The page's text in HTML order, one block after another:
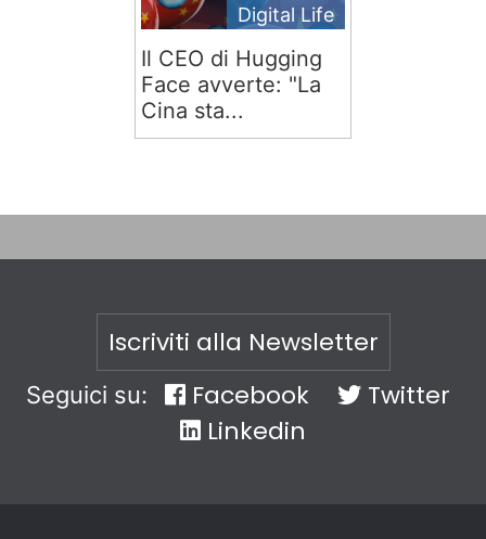
Digital Life
Il CEO di Hugging
Face avverte: "La
Cina sta...
Iscriviti alla Newsletter
Seguici su: Facebook
Twitter
Linkedin